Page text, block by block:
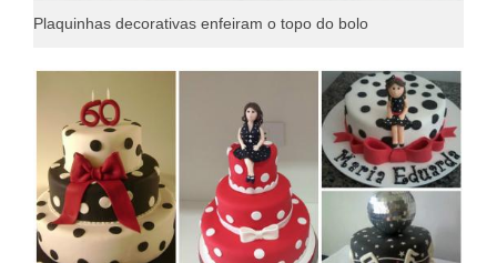
Plaquinhas decorativas enfeiram o topo do bolo